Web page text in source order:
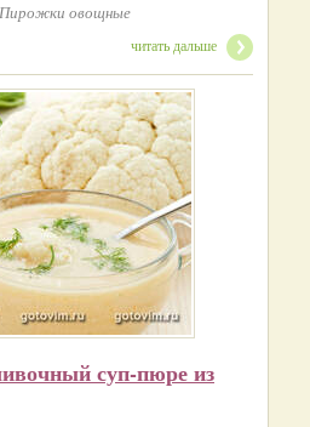
Пирожки овощные
читать дальше
суп-пюре из